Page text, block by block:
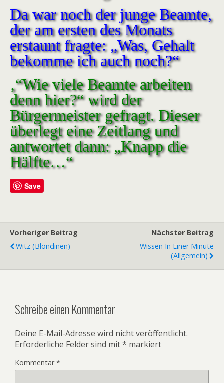
Da war noch der junge Beamte,
der am ersten des Monats
erstaunt fragte: „Was, Gehalt
bekomme ich auch noch?“
‚“Wie viele Beamte arbeiten
denn hier?“ wird der
Bürgermeister gefragt. Dieser
überlegt eine Zeitlang und
antwortet dann: „Knapp die
Hälfte…“
Save
Vorheriger Beitrag
Witz (Blondinen)
Nächster Beitrag
Wissen In Einer Minute
(Allgemein)
Schreibe einen Kommentar
Deine E-Mail-Adresse wird nicht veröffentlicht.
Erforderliche Felder sind mit* markiert
Kommentar*